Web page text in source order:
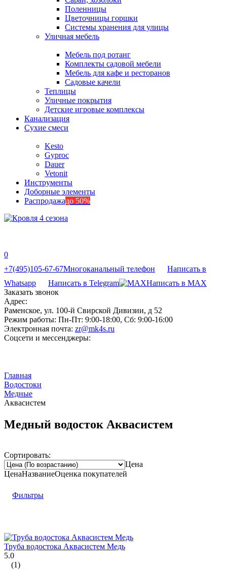
Поленницы
Цветочницы горшки
Системы хранения для улицы
Уличная мебель
Мебель под ротанг
Комплекты садовой мебели
Мебель для кафе и ресторанов
Садовые качели
Теплицы
Уличные покрытия
Детские игровые комплексы
Канализация
Сухие смеси
Kesto
Gyproc
Dauer
Vetonit
Инструменты
Доборные элементы
Распродажадо 50%
0
+7(495)105-67-67Многоканальный телефон
Написать в
Whatsapp
Написать в Telegram
Написать в MAX
Заказать звонок
Адрес:
Раменское, ул. 100-й Свирской Дивизии, д 52
Режим работы: Пн-Пт: 9:00-18:00, Сб: 9:00-16:00
Электронная почта: zr@mk4s.ru
Соцсети и мессенджеры:
Главная
Водостоки
Медные
Аквасистем
Медный водосток Аквасистем
Сортировать:
Цена
ЦенаНазваниеОценка покупателей
Фильтры
Труба водостока Аквасистем Медь
5.0
(1)